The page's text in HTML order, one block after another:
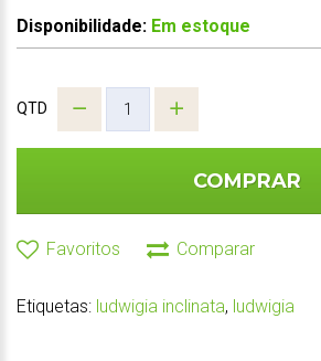
Disponibilidade: Em estoque
QTD
COMPRAR
Favoritos Comparar
Etiquetas: ludwigia inclinata, ludwigia